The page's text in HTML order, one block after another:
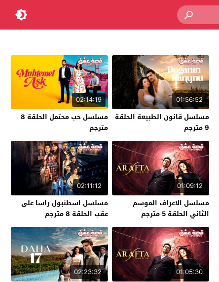
01:56:52
مسلسل قانون الطبيعة الحلقة
9 مترجم
02:14:19
مسلسل حب محتمل الحلقة 8
مترجم
01:09:12
مسلسل الاعراف الموسم
الثاني الحلقة 5 مترجم
02:11:12
مسلسل اسطنبول راسا على
عقب الحلقة 8 مترجم
01:05:30
02:23:32